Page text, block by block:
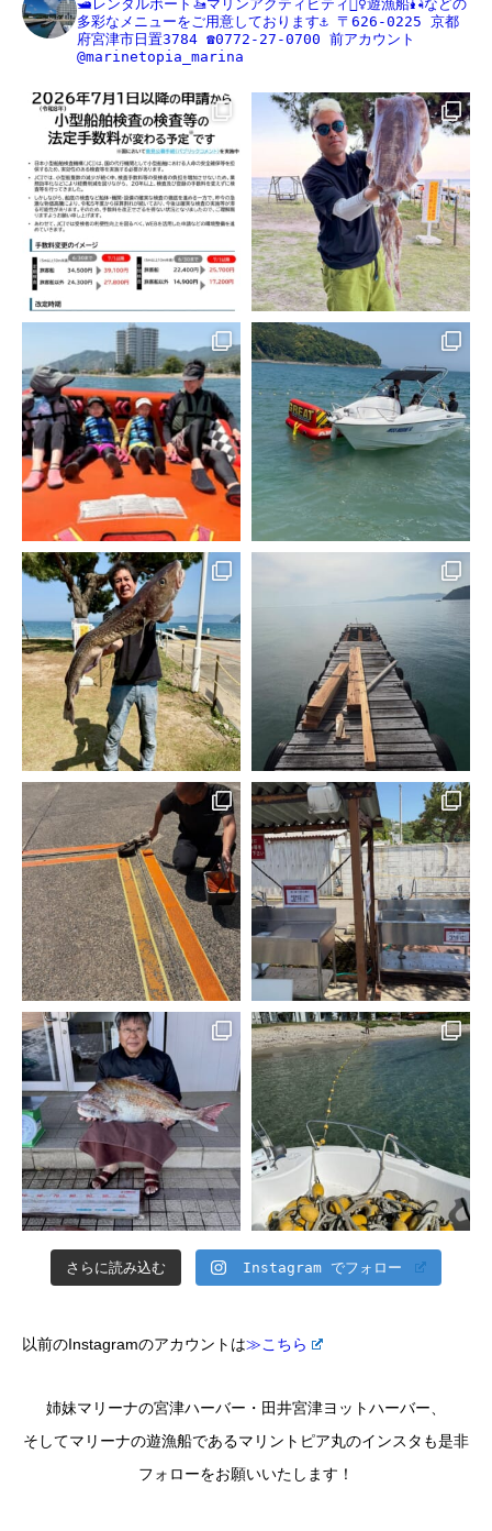
🛥レンタルボート🚤マリンアクティビティ🏄‍♀️遊漁船🎣などの
多彩なメニューをご用意しております⚓️ 〒626-0225 京都
府宮津市日置3784 ☎️0772-27-0700 前アカウント
@marinetopia_marina
さらに読み込む Instagram でフォロー
以前のInstagramのアカウントは≫こちら
姉妹マリーナの宮津ハーバー・田井宮津ヨットハーバー、
そしてマリーナの遊漁船であるマリントピア丸のインスタも是非
フォローをお願いいたします！